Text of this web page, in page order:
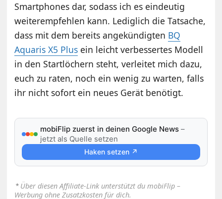
Smartphones dar, sodass ich es eindeutig
weiterempfehlen kann. Lediglich die Tatsache,
dass mit dem bereits angekündigten BQ
Aquaris X5 Plus ein leicht verbessertes Modell
in den Startlöchern steht, verleitet mich dazu,
euch zu raten, noch ein wenig zu warten, falls
ihr nicht sofort ein neues Gerät benötigt.
mobiFlip zuerst in deinen Google News –
jetzt als Quelle setzen
Haken setzen ↗
⋆ Über diesen Affiliate-Link unterstützt du mobiFlip –
Werbung ohne Zusatzkosten für dich.